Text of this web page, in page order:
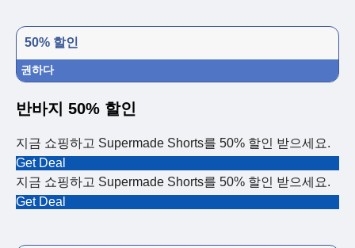
50% 할인
권하다
반바지 50% 할인
지금 쇼핑하고 Supermade Shorts를 50% 할인 받으세요.
Get Deal
지금 쇼핑하고 Supermade Shorts를 50% 할인 받으세요.
Get Deal